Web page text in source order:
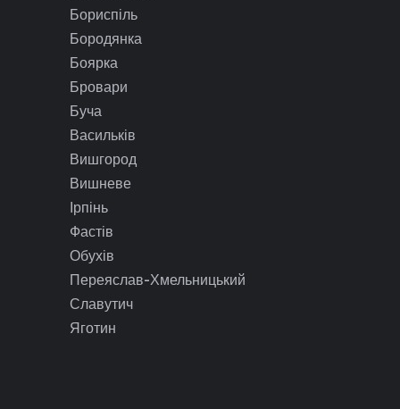
Бориспіль
Бородянка
Боярка
Бровари
Буча
Васильків
Вишгород
Вишневе
Ірпінь
Фастів
Обухів
Переяслав-Хмельницький
Славутич
Яготин